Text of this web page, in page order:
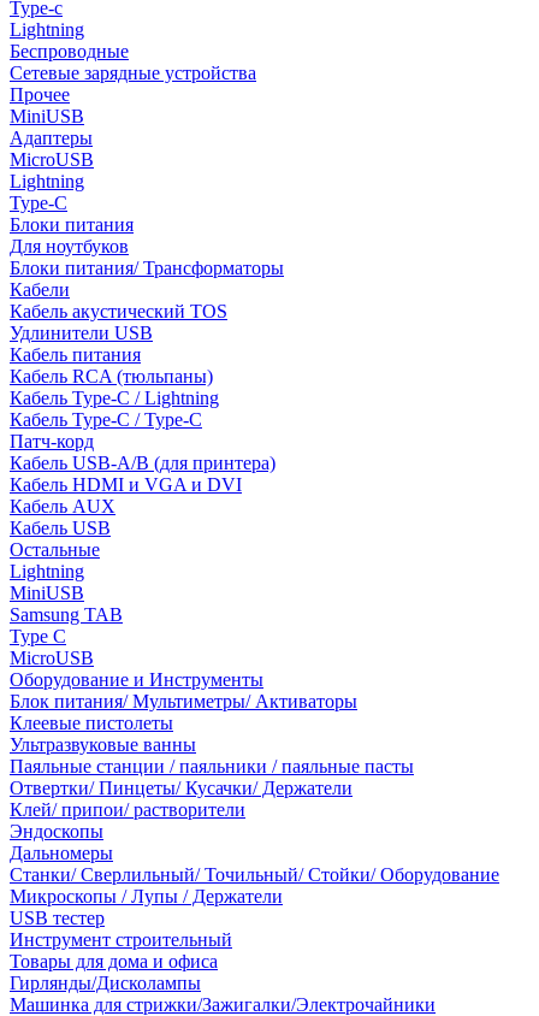
Type-c
Lightning
Беспроводные
Сетевые зарядные устройства
Прочее
MiniUSB
Адаптеры
MicroUSB
Lightning
Type-C
Блоки питания
Для ноутбуков
Блоки питания/ Трансформаторы
Кабели
Кабель акустический TOS
Удлинители USB
Кабель питания
Кабель RCA (тюльпаны)
Кабель Type-C / Lightning
Кабель Type-C / Type-C
Патч-корд
Кабель USB-A/B (для принтера)
Кабель HDMI и VGA и DVI
Кабель AUX
Кабель USB
Остальные
Lightning
MiniUSB
Samsung TAB
Type C
MicroUSB
Оборудование и Инструменты
Блок питания/ Мультиметры/ Активаторы
Клеевые пистолеты
Ультразвуковые ванны
Паяльные станции / паяльники / паяльные пасты
Отвертки/ Пинцеты/ Кусачки/ Держатели
Клей/ припои/ растворители
Эндоскопы
Дальномеры
Станки/ Сверлильный/ Точильный/ Стойки/ Оборудование
Микроскопы / Лупы / Держатели
USB тестер
Инструмент строительный
Товары для дома и офиса
Гирлянды/Дисколампы
Машинка для стрижки/Зажигалки/Электрочайники